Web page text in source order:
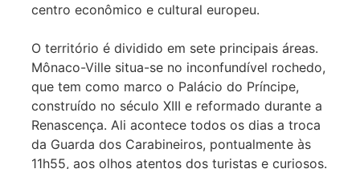
centro econômico e cultural europeu.
O território é dividido em sete principais áreas.
Mônaco-Ville situa-se no inconfundível rochedo,
que tem como marco o Palácio do Príncipe,
construído no século XIII e reformado durante a
Renascença. Ali acontece todos os dias a troca
da Guarda dos Carabineiros, pontualmente às
11h55, aos olhos atentos dos turistas e curiosos.